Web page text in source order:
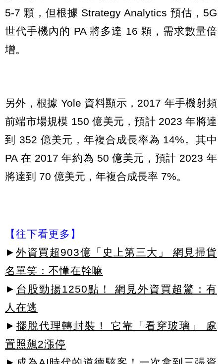
5-7 顆，但根據 Strategy Analytics 預估，5G
世代手機內的 PA 將多達 16 顆，需求數量倍
增。
另外，根據 Yole 資料顯示，2017 年手機射頻
前端市場規模 150 億美元，預計 2023 年將達
到 352 億美元，年複合成長率為 14%。其中
PA 在 2017 年約為 50 億美元，預計 2023 年
將達到 70 億美元，年複合成長率 7%。
【往下看更多】
► 外資買超903億「史上第三大」 網見掃貨
名單笑：不懂在幹嘛
► 台股勁揚1250點！ 網見外資買超驚：有
人在逃
► 擺脫代理轉封裝！ 它靠「看穿玻璃」 處
置照飆2漲停